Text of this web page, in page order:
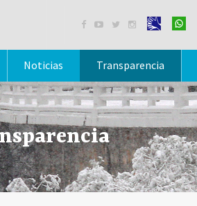
   
Noticias Transparencia